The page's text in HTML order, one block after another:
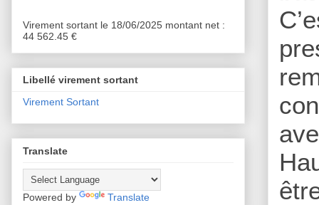
Virement sortant le 18/06/2025 montant net :
44 562.45 €
Libellé virement sortant
Virement Sortant
Translate
Powered by Translate